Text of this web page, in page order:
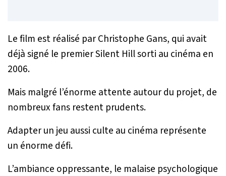
Le film est réalisé par Christophe Gans, qui avait
déjà signé le premierSilent Hillsorti au cinéma en
2006.
Mais malgré l’énorme attente autour du projet, de
nombreux fans restent prudents.
Adapter un jeu aussi culte au cinéma représente
un énorme défi.
L’ambiance oppressante, le malaise psychologique